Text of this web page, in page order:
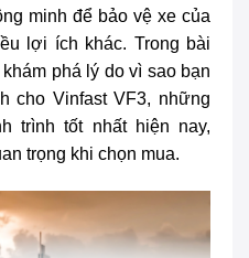
minh để bảo vệ xe của
lợi ích khác. Trong bài
phá lý do vì sao bạn
cho Vinfast VF3, những
trình tốt nhất hiện nay,
trọng khi chọn mua.